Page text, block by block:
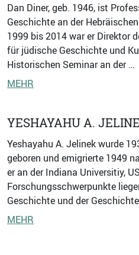
Dan Diner, geb. 1946, ist
Geschichte an der
1999 bis 2014 war er Direktor
für jüdische Geschichte und
Historischen Seminar an der …
MEHR
YESHAYAHU A.
Yeshayahu A. Jelinek wurde
geboren und emigrierte 1949
er an der Indiana Universitiy,
Forschungsschwerpunkte
Geschichte und der
MEHR